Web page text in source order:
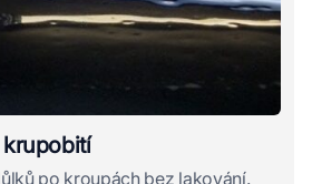
po kroupách bez lakování.